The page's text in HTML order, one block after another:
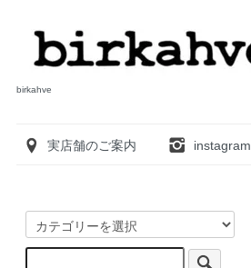
birkahve
実店舗のご案内 instagram